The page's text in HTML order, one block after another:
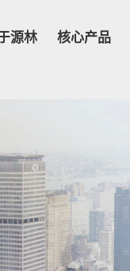
源林 核心产品